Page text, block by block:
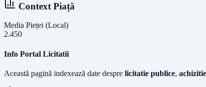
Context Piață
Media Pieței (Local)
2.450
Info Portal Licitatii
Această pagină indexează date despre licitatie publice,